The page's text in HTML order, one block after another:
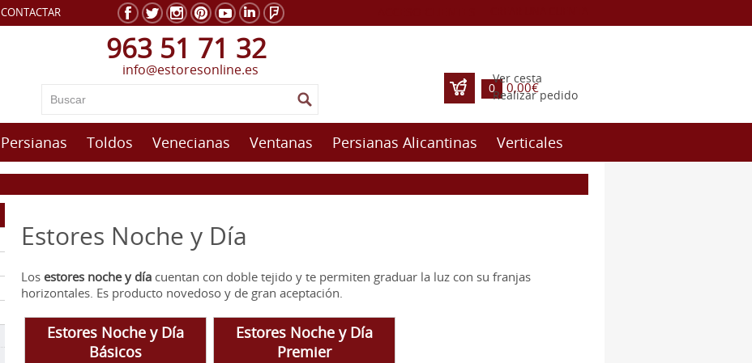
CONTACTAR
963 51 71 32
info@estoresonline.es
0 0,00€
Realizar pedido
Ver cesta
Persianas Toldos Venecianas Ventanas Persianas Alicantinas Verticales
Estores Noche y Día
Los estores noche y día cuentan con doble tejido y te permiten graduar la luz con su franjas
horizontales. Es producto novedoso y de gran aceptación.
Estores Noche y Día
Básicos
Estores Noche y Día
Premier